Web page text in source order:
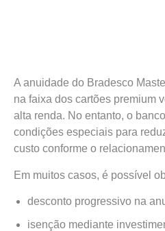
A anuidade do Bradesco
na faixa dos cartões premium
alta renda. No entanto, o
condições especiais para
custo conforme o
Em muitos casos, é possível
desconto progressivo na
isenção mediante